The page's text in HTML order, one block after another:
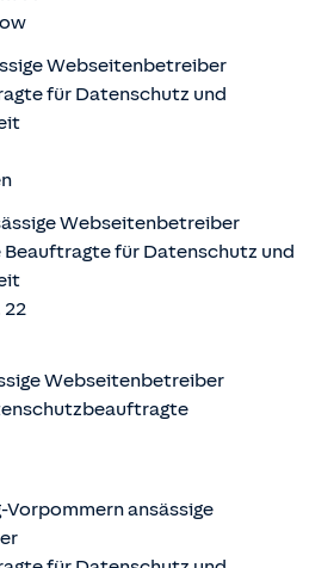
Webseitenbetreiber
für Datenschutz und
Webseitenbetreiber
Beauftragte für Datenschutz und
22
Webseitenbetreiber
ansässige